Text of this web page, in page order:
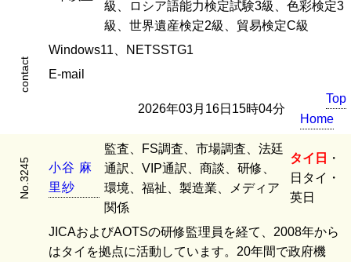
級、ロシア語能力検定試験3級、色彩検定3
級、世界遺産検定2級、貿易検定C級
Windows11、NETSSTG1
contact E-mail
2026年03月16日15時04分
Top
Home
No.3245 小谷 麻
里紗
監査、FS調査、市場調査、法廷
通訳、VIP通訳、商談、研修、
環境、福祉、製造業、メディア
関係
タイ日
・
日タイ・
英日
JICAおよびAOTSの研修監理員を経て、2008年から
はタイを拠点に活動しています。20年間で政府機